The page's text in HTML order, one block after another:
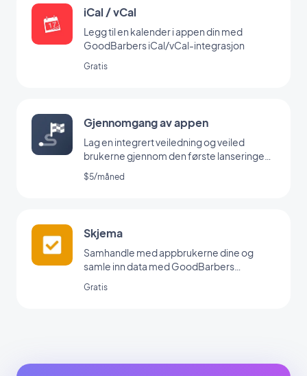
iCal / vCal
Legg til en kalender i appen din med
GoodBarbers iCal/vCal-integrasjon
Gratis
Gjennomgang av appen
Lag en integrert veiledning og veiled
brukerne gjennom den første lanseringen
av appen din
$5/måned
Skjema
Samhandle med appbrukerne dine og
samle inn data med GoodBarbers
Gratis